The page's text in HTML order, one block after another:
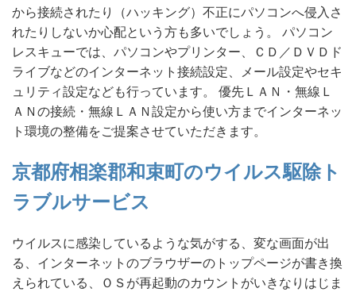
から接続されたり（ハッキング）不正にパソコンへ侵入さ
れたりしないか心配という方も多いでしょう。 パソコン
レスキューでは、パソコンやプリンター、ＣＤ／ＤＶＤド
ライブなどのインターネット接続設定、メール設定やセキ
ュリティ設定なども行っています。 優先ＬＡＮ・無線Ｌ
ＡＮの接続・無線ＬＡＮ設定から使い方までインターネッ
ト環境の整備をご提案させていただきます。
京都府相楽郡和束町のウイルス駆除ト
ラブルサービス
ウイルスに感染しているような気がする、変な画面が出
る、インターネットのブラウザーのトップページが書き換
えられている、ＯＳが再起動のカウントがいきなりはじま